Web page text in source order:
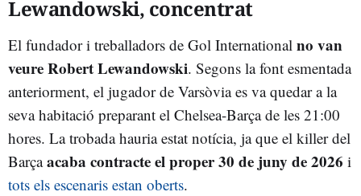
Lewandowski, concentrat
El fundador i treballadors de Gol International no van
veure Robert Lewandowski. Segons la font esmentada
anteriorment, el jugador de Varsòvia es va quedar a la
seva habitació preparant el Chelsea-Barça de les 21:00
hores. La trobada hauria estat notícia, ja que el killer del
Barçaacaba contracte el proper 30 de juny de 2026 i
tots els escenaris estan oberts.